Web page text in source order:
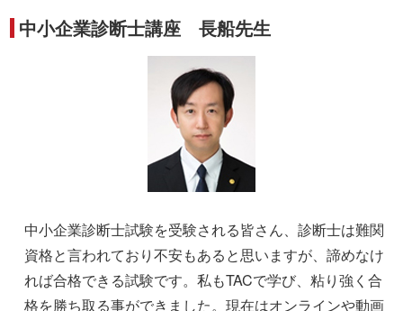
中小企業診断士講座 長船先生
中小企業診断士試験を受験される皆さん、診断士は難関
資格と言われており不安もあると思いますが、諦めなけ
れば合格できる試験です。私もTACで学び、粘り強く合
格を勝ち取る事ができました。現在はオンラインや動画